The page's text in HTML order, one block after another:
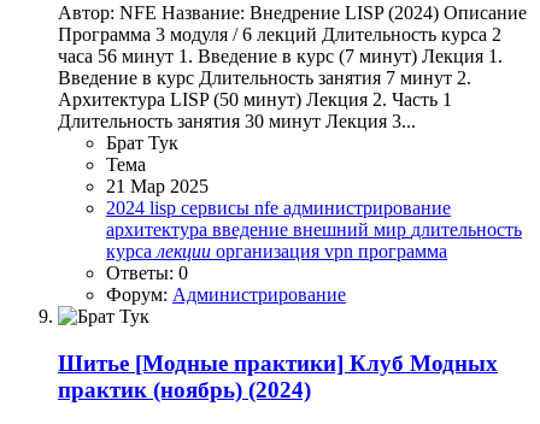
Автор: NFE Название: Внедрение LISP (2024) Описание
Программа 3 модуля / 6 лекций Длительность курса 2
часа 56 минут 1. Введение в курс (7 минут) Лекция 1.
Введение в курс Длительность занятия 7 минут 2.
Архитектура LISP (50 минут) Лекция 2. Часть 1
Длительность занятия 30 минут Лекция 3...
Брат Тук
Тема
21 Мар 2025
2024 lisp сервисы nfe администрирование
архитектура введение внешний мир длительность
курса лекции организация vpn программа
Ответы: 0
Форум: Администрирование
Шитье [Модные практики] Клуб Модных
практик (ноябрь) (2024)